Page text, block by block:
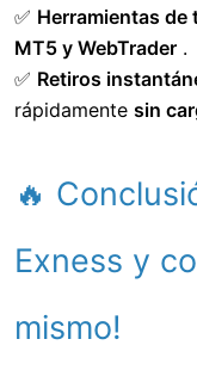
✅ Herramientas de
MT5 y WebTrader .
✅ Retiros
rápidamente sin
🔥
Exness y
mismo!